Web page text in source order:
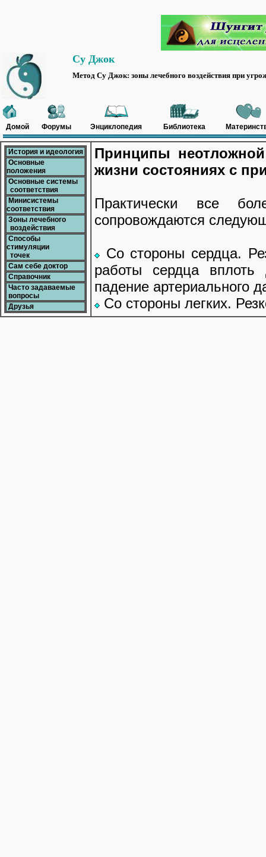
Су Джок
Метод Су Джок: зоны лечебного воздействия при
Домой Форумы Энциклопедия Библиотека
История и идеология
Основные
положения
Основные системы
соответствия
Минисистемы
соответствия
Зоны лечебного
воздействия
Способы
стимуляции
точек
Сам себе доктор
Справочник
Часто задаваемые
вопросы
Друзья
Принципы
жизни состояниях с
Практически все
сопровождаются
Со стороны сердца.
работы сердца
падение артериального
Со стороны легких.